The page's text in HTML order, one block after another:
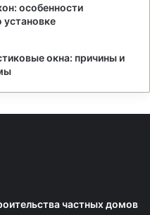
особенности
установке
окна: причины и
частных домов